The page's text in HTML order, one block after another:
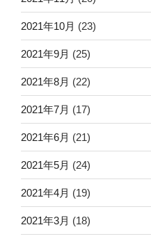
2021年10月 (23)
2021年9月 (25)
2021年8月 (22)
2021年7月 (17)
2021年6月 (21)
2021年5月 (24)
2021年4月 (19)
2021年3月 (18)